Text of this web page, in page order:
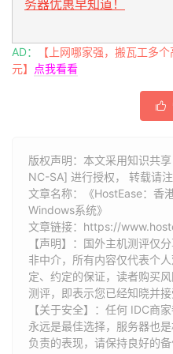
务器优惠早知道！
AD：
【上网哪家强，搬瓦工多
元】
点我看看

版权声明：本文采用知识共
NC-SA] 进行授权， 转载请注
文章名称：《HostEase：香
Windows系统》
文章链接： https://
【声明】：国外主机测评仅
非中介，所有内容仅代表个
定、约定的保证，读者购买
测评，即表示您已经知晓并接
【关于安全】：任何 IDC商
永远是最佳选择，服务器也
负责的表现，请保持良好的备